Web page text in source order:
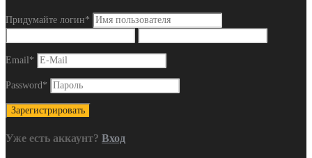
Придумайте логин*
Email*
Password*
Уже есть аккаунт? Вход